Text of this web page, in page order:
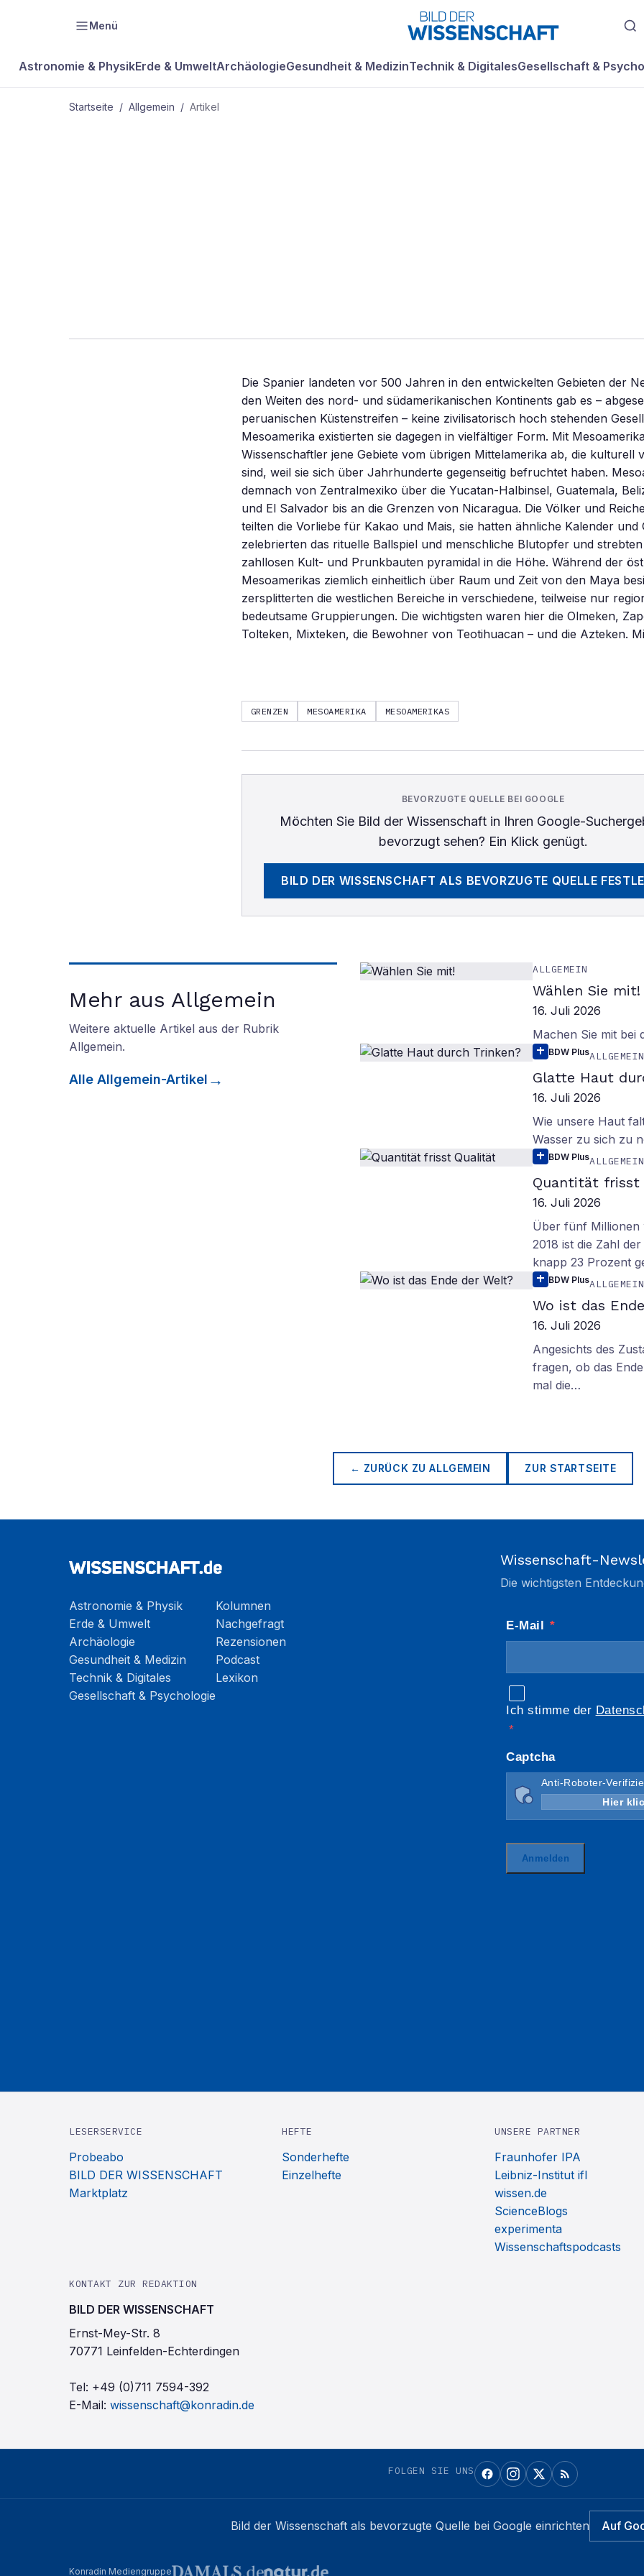
Menü
Astronomie & PhysikErde & UmweltArchäologieGesundheit & MedizinTechnik & DigitalesGesellschaft &
Startseite / Allgemein / Artikel
Die Spanier landeten vor 500 Jahren in den entwickelten Gebieten der
den Weiten des nord- und südamerikanischen Kontinents gab es –
peruanischen Küstenstreifen – keine zivilisatorisch hoch stehenden
Mesoamerika existierten sie dagegen in vielfältiger Form. Mit
Wissenschaftler jene Gebiete vom übrigen Mittelamerika ab, die kulturell
sind, weil sie sich über Jahrhunderte gegenseitig befruchtet haben.
demnach von Zentralmexiko über die Yucatan-Halbinsel, Guatemala,
und El Salvador bis an die Grenzen von Nicaragua. Die Völker und
teilten die Vorliebe für Kakao und Mais, sie hatten ähnliche Kalender und
zelebrierten das rituelle Ballspiel und menschliche Blutopfer und
zahllosen Kult- und Prunkbauten pyramidal in die Höhe. Während der
Mesoamerikas ziemlich einheitlich über Raum und Zeit von den Maya
zersplitterten die westlichen Bereiche in verschiedene, teilweise nur
bedeutsame Gruppierungen. Die wichtigsten waren hier die Olmeken,
Tolteken, Mixteken, die Bewohner von Teotihuacan – und die Azteken.
GRENZEN MESOAMERIKA MESOAMERIKAS
BEVORZUGTE QUELLE BEI GOOGLE
Möchten Sie Bild der Wissenschaftin Ihren Google-
bevorzugt sehen? Ein Klick genügt.
BILD DER WISSENSCHAFT ALS BEVORZUGTE QUELLE
Mehr aus Allgemein
Weitere aktuelle Artikel aus der Rubrik
Allgemein.
Alle Allgemein-Artikel
ALLGEMEIN
Wählen Sie mit!
16. Juli 2026
Machen Sie mit bei
BDW PlusALLGEMEIN
Glatte Haut
16. Juli 2026
Wie unsere Haut
Wasser zu sich zu
BDW PlusALLGEMEIN
Quantität frisst
16. Juli 2026
Über fünf Millionen
2018 ist die Zahl
knapp 23 Prozent
BDW PlusALLGEMEIN
Wo ist das
16. Juli 2026
Angesichts des
fragen, ob das
mal die…
← ZURÜCK ZUALLGEMEIN ZUR STARTSEITE
Astronomie & Physik
Erde & Umwelt
Archäologie
Gesundheit & Medizin
Technik & Digitales
Gesellschaft & Psychologie
Kolumnen
Nachgefragt
Rezensionen
Podcast
Lexikon
Wissenschaft-
Die wichtigsten
LESERSERVICE
Probeabo
BILD DER WISSENSCHAFT
Marktplatz
HEFTE
Sonderhefte
Einzelhefte
UNSERE PARTNER
Fraunhofer IPA
Leibniz-Institut ifl
wissen.de
ScienceBlogs
experimenta
Wissenschaftspodcasts
KONTAKT ZUR REDAKTION
BILD DER WISSENSCHAFT
Ernst-Mey-Str. 8
70771 Leinfelden-Echterdingen
Tel: +49 (0)711 7594-392
E-Mail: wissenschaft@konradin.de
FOLGEN SIE UNS
Bild der Wissenschaft als bevorzugte Quelle bei Google einrichten Auf
Konradin Mediengruppe